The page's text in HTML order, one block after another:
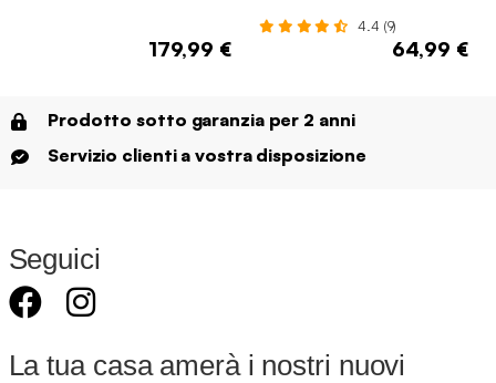
179,99 €
4.4 (9)
64,99 €
Prodotto sotto garanzia per 2 anni
Servizio clienti a vostra disposizione
Seguici
La tua casa amerà i nostri nuovi